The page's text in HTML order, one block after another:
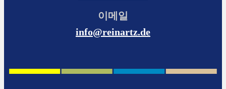
이메일
info@reinartz.de